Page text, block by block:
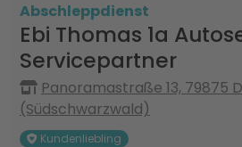
Abschleppdienst
Ebi Thomas 1a
Servicepartner
Panoramastraße 13, 79875
(Südschwarzwald)
Kundenliebling